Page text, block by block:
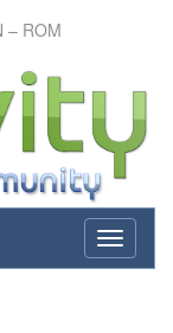
– ROM
toggle